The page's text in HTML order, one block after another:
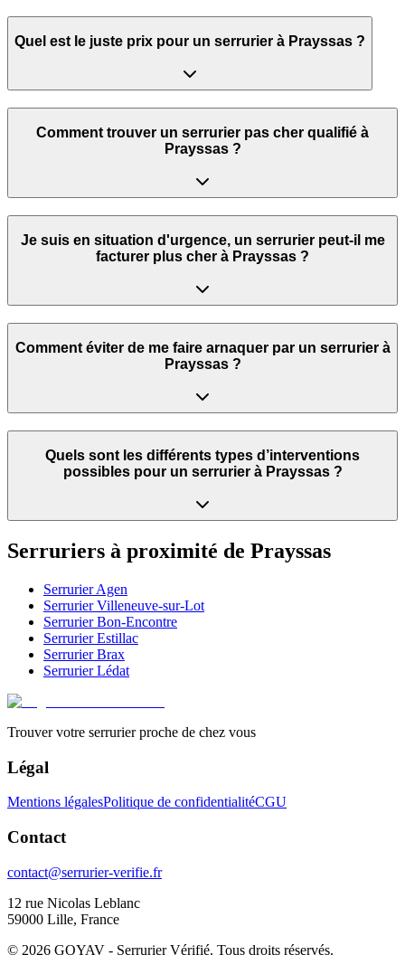
Quel est le juste prix pour un serrurier à Prayssas ?
Comment trouver un serrurier pas cher qualifié à
Prayssas ?
Je suis en situation d'urgence, un serrurier peut‑il me
facturer plus cher à Prayssas ?
Comment éviter de me faire arnaquer par un serrurier à
Prayssas ?
Quels sont les différents types d’interventions
possibles pour un serrurier à Prayssas ?
Serruriers à proximité de Prayssas
SerrurierAgen
SerrurierVilleneuve-sur-Lot
SerrurierBon-Encontre
SerrurierEstillac
SerrurierBrax
SerrurierLédat
Trouver votre serrurier proche de chez vous
Légal
Mentions légalesPolitique de confidentialitéCGU
Contact
contact@serrurier-verifie.fr
12 rue Nicolas Leblanc
59000 Lille, France
© 2026 GOYAV - Serrurier Vérifié. Tous droits réservés.